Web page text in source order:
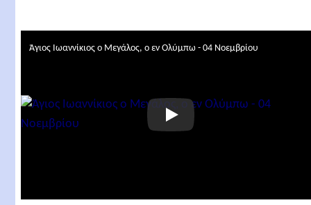
Η Δράση στον Κόσμο και τα Προφητικά Χαρίσματα
Σημαντικές Προφητείες
Η Αρετή της Ταπεινοφροσύνης
Άγιος Ιωαννίκιος ο Μεγάλος, ο εν Ολύμπω - 04 Νοεμβρίου